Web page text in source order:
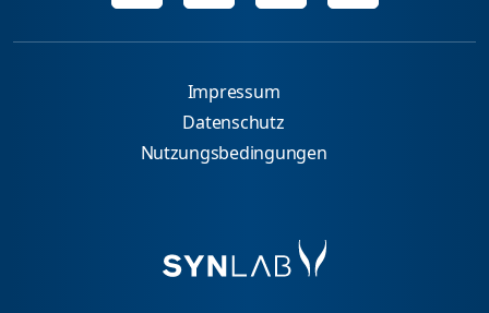
Impressum
Datenschutz
Nutzungsbedingungen